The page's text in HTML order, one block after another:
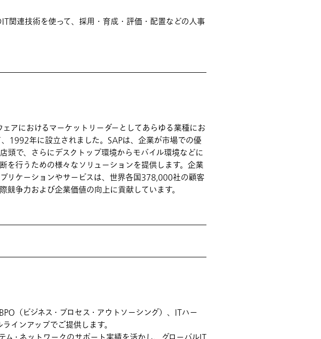
関連技術を使って、採用・育成・評価・配置などの人事
アにおけるマーケットリーダーとしてあらゆる業種にお
1992年に設立されました。SAPは、企業が市場での優
で、さらにデスクトップ環境からモバイル環境などに
を行うための様々なソリューションを提供します。企業
リケーションやサービスは、世界各国378,000社の顧客
争力および企業価値の向上に貢献しています。
（ビジネス・プロセス・アウトソーシング）、ITハー
インアップでご提供します。